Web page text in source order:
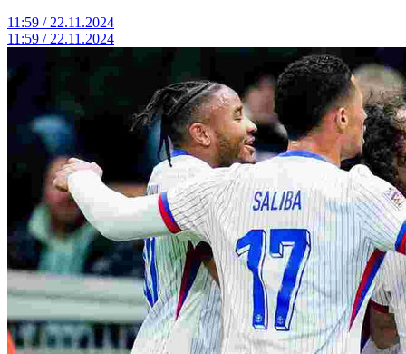
11:59 / 22.11.2024
11:59 / 22.11.2024